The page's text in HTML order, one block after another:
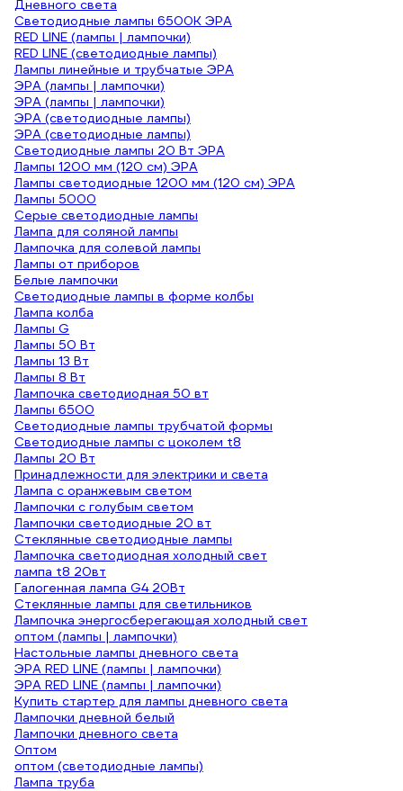
Дневного света
Светодиодные лампы 6500К ЭРА
RED LINE (лампы | лампочки)
RED LINE (светодиодные лампы)
Лампы линейные и трубчатые ЭРА
ЭРА (лампы | лампочки)
ЭРА (лампы | лампочки)
ЭРА (светодиодные лампы)
ЭРА (светодиодные лампы)
Светодиодные лампы 20 Вт ЭРА
Лампы 1200 мм (120 см) ЭРА
Лампы светодиодные 1200 мм (120 см) ЭРА
Лампы 5000
Серые светодиодные лампы
Лампа для соляной лампы
Лампочка для солевой лампы
Лампы от приборов
Белые лампочки
Светодиодные лампы в форме колбы
Лампа колба
Лампы G
Лампы 50 Вт
Лампы 13 Вт
Лампы 8 Вт
Лампочка светодиодная 50 вт
Лампы 6500
Светодиодные лампы трубчатой формы
Светодиодные лампы с цоколем t8
Лампы 20 Вт
Принадлежности для электрики и света
Лампа с оранжевым светом
Лампочки с голубым светом
Лампочки светодиодные 20 вт
Стеклянные светодиодные лампы
Лампочка светодиодная холодный свет
лампа t8 20вт
Галогенная лампа G4 20Вт
Стеклянные лампы для светильников
Лампочка энергосберегающая холодный свет
оптом (лампы | лампочки)
Настольные лампы дневного света
ЭРА RED LINE (лампы | лампочки)
ЭРА RED LINE (лампы | лампочки)
Купить стартер для лампы дневного света
Лампочки дневной белый
Лампочки дневного света
Оптом
оптом (светодиодные лампы)
Лампа труба